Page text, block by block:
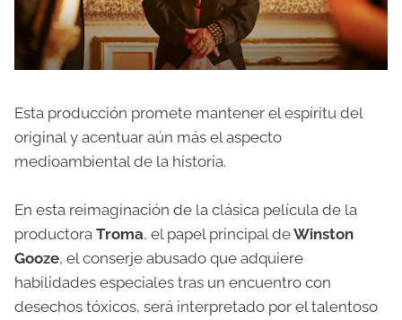
Esta producción promete mantener el espíritu del
original y acentuar aún más el aspecto
medioambiental de la historia.
En esta reimaginación de la clásica película de la
productora Troma, el papel principal deWinston
Gooze, el conserje abusado que adquiere
habilidades especiales tras un encuentro con
desechos tóxicos, será interpretado por el talentoso